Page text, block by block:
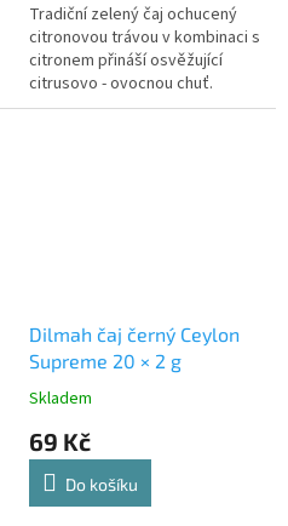
Tradiční zelený čaj ochucený
citronovou trávou v kombinaci s
citronem přináší osvěžující
citrusovo - ovocnou chuť.
Doporučujeme podávat ke
Dilmah čaj černý Ceylon
Supreme 20 × 2 g
Skladem
69 Kč
Do košíku